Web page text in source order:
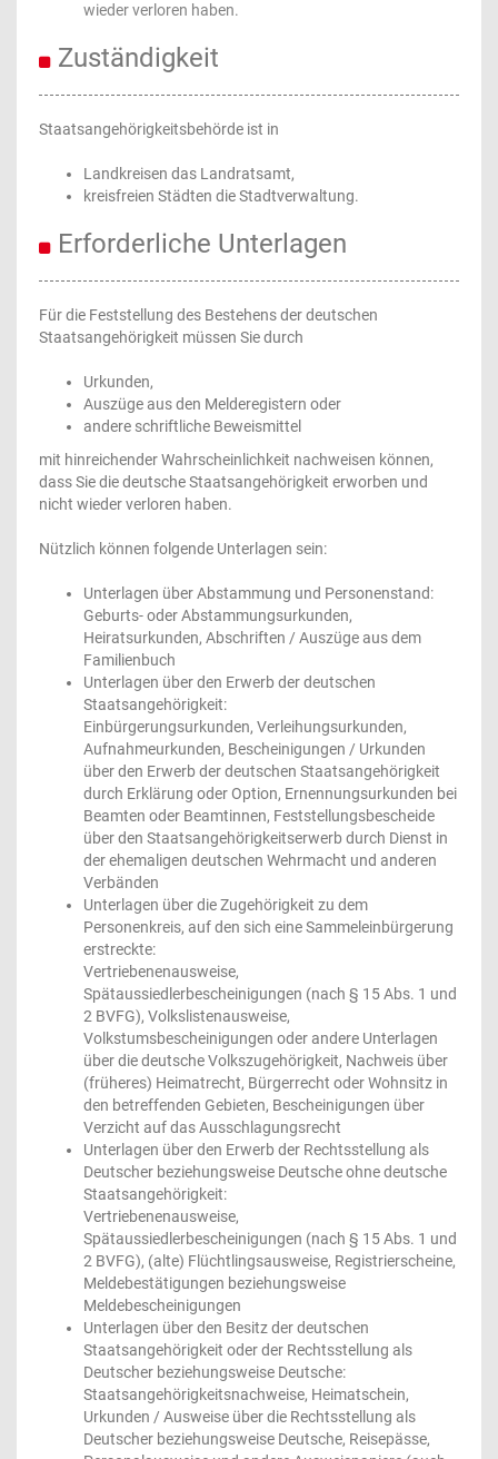
wieder verloren haben.
Zuständigkeit
Staatsangehörigkeitsbehörde ist in
Landkreisen das Landratsamt,
kreisfreien Städten die Stadtverwaltung.
Erforderliche Unterlagen
Für die Feststellung des Bestehens der deutschen
Staatsangehörigkeit müssen Sie durch
Urkunden,
Auszüge aus den Melderegistern oder
andere schriftliche Beweismittel
mit hinreichender Wahrscheinlichkeit nachweisen können,
dass Sie die deutsche Staatsangehörigkeit erworben und
nicht wieder verloren haben.
Nützlich können folgende Unterlagen sein:
Unterlagen über Abstammung und Personenstand:
Geburts- oder Abstammungsurkunden,
Heiratsurkunden, Abschriften / Auszüge aus dem
Familienbuch
Unterlagen über den Erwerb der deutschen
Staatsangehörigkeit:
Einbürgerungsurkunden, Verleihungsurkunden,
Aufnahmeurkunden, Bescheinigungen / Urkunden
über den Erwerb der deutschen Staatsangehörigkeit
durch Erklärung oder Option, Ernennungsurkunden bei
Beamten oder Beamtinnen, Feststellungsbescheide
über den Staatsangehörigkeitserwerb durch Dienst in
der ehemaligen deutschen Wehrmacht und anderen
Verbänden
Unterlagen über die Zugehörigkeit zu dem
Personenkreis, auf den sich eine Sammeleinbürgerung
erstreckte:
Vertriebenenausweise,
Spätaussiedlerbescheinigungen (nach § 15 Abs. 1 und
2 BVFG), Volkslistenausweise,
Volkstumsbescheinigungen oder andere Unterlagen
über die deutsche Volkszugehörigkeit, Nachweis über
(früheres) Heimatrecht, Bürgerrecht oder Wohnsitz in
den betreffenden Gebieten, Bescheinigungen über
Verzicht auf das Ausschlagungsrecht
Unterlagen über den Erwerb der Rechtsstellung als
Deutscher beziehungsweise Deutsche ohne deutsche
Staatsangehörigkeit:
Vertriebenenausweise,
Spätaussiedlerbescheinigungen (nach § 15 Abs. 1 und
2 BVFG), (alte) Flüchtlingsausweise, Registrierscheine,
Meldebestätigungen beziehungsweise
Meldebescheinigungen
Unterlagen über den Besitz der deutschen
Staatsangehörigkeit oder der Rechtsstellung als
Deutscher beziehungsweise Deutsche:
Staatsangehörigkeitsnachweise, Heimatschein,
Urkunden / Ausweise über die Rechtsstellung als
Deutscher beziehungsweise Deutsche, Reisepässe,